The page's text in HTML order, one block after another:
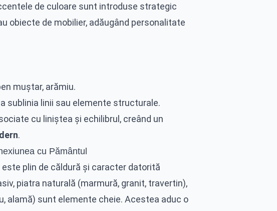
de culoare sunt introduse strategic
obiecte de mobilier, adăugând personalitate
muștar, arămiu.
sublinia linii sau elemente structurale.
cu liniștea și echilibrul, creând un
.
cu Pământul
plin de căldură și caracter datorită
piatra naturală (marmură, granit, travertin),
alamă) sunt elemente cheie. Acestea aduc o